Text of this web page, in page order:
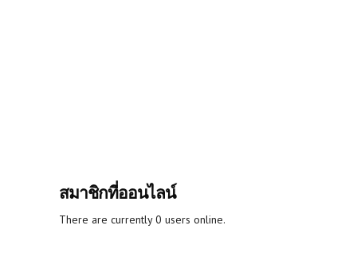
สมาชิกที่ออนไลน์
There are currently 0 users online.